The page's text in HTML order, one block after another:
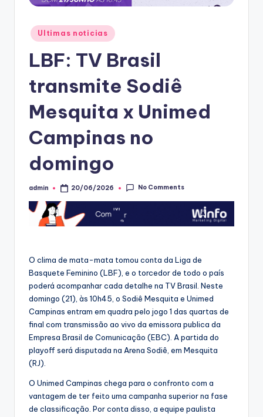
Posted
in
Ultimas noticias
LBF: TV Brasil
transmite Sodiê
Mesquita x Unimed
Campinas no
domingo
Posted
admin 20/06/2026 No Comments
O clima de mata-mata tomou conta da Liga de
Basquete Feminino (LBF), e o torcedor de todo o país
poderá acompanhar cada detalhe na TV Brasil. Neste
domingo (21), às 10h45, o Sodiê Mesquita e Unimed
Campinas entram em quadra pelo jogo 1 das quartas de
final com transmissão ao vivo da emissora publica da
Empresa Brasil de Comunicação (EBC). A partida do
playoff será disputada na Arena Sodiê, em Mesquita
(RJ).
O Unimed Campinas chega para o confronto com a
vantagem de ter feito uma campanha superior na fase
de classificação. Por conta disso, a equipe paulista